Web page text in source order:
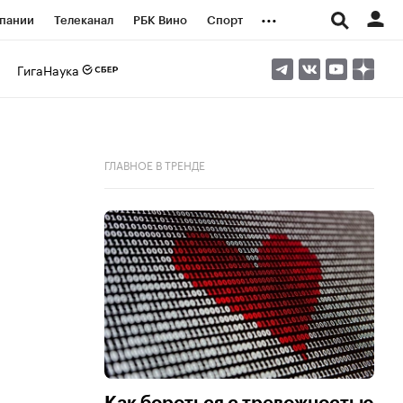
Телеканал РБК Вино Спорт ...
ГигаНаука
ГЛАВНОЕ В ТРЕНДЕ